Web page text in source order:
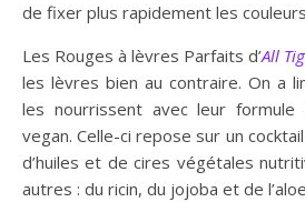
de fixer plus rapidement les
Les Rouges à lèvres Parfaits d’All
les lèvres bien au contraire. On a
les nourrissent avec leur
vegan. Celle-ci repose sur un
d’huiles et de cires végétales
autres : du ricin, du jojoba et de